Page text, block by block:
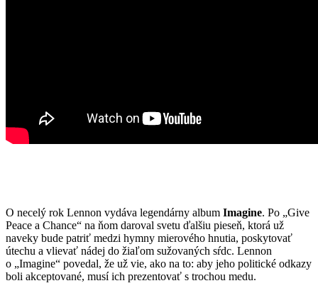
O necelý rok Lennon vydáva legendárny album Imagine. Po „Give
Peace a Chance“ na ňom daroval svetu ďalšiu pieseň, ktorá už
naveky bude patriť medzi hymny mierového hnutia, poskytovať
útechu a vlievať nádej do žiaľom sužovaných sŕdc. Lennon
o „Imagine“ povedal, že už vie, ako na to: aby jeho politické odkazy
boli akceptované, musí ich prezentovať s trochou medu.